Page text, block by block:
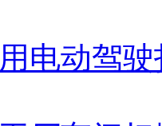
电动驾